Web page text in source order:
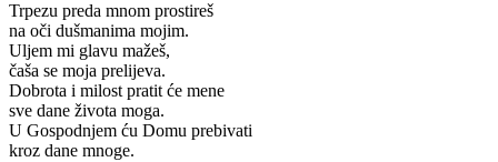
Trpezu preda mnom prostireš
na oči dušmanima mojim.
Uljem mi glavu mažeš,
čaša se moja prelijeva.
Dobrota i milost pratit će mene
sve dane života moga.
U Gospodnjem ću Domu prebivati
kroz dane mnoge.